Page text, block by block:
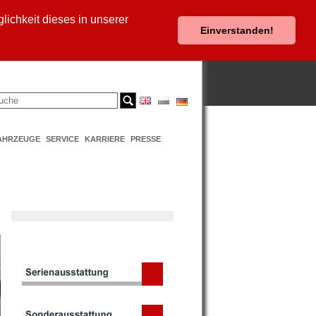
dieses in unserer
Einverstanden!
SERVICE KARRIERE PRESSE